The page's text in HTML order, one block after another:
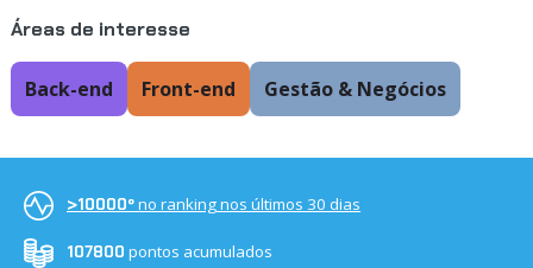
Áreas de interesse
Back-end Front-end Gestão & Negócios
>10000ºno ranking nos últimos 30 dias
107800 pontos acumulados